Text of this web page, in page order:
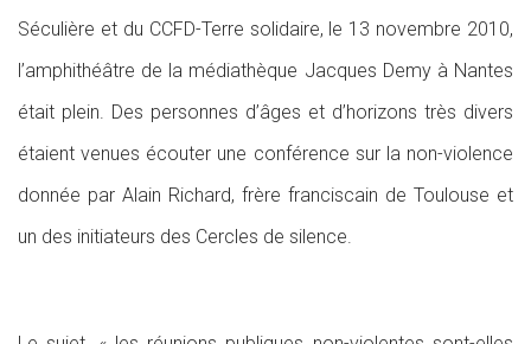
Séculière et du CCFD-Terre solidaire, le 13 novembre 2010,
l’amphithéâtre de la médiathèque Jacques Demy à Nantes
était plein. Des personnes d’âges et d’horizons très divers
étaient venues écouter une conférence sur la non-violence
donnée par Alain Richard, frère franciscain de Toulouse et
un des initiateurs des Cercles de silence.